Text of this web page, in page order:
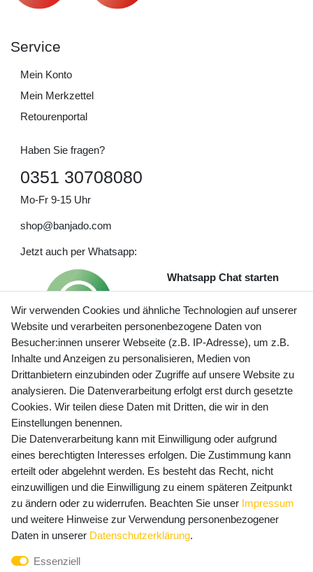
Service
Mein Konto
Mein Merkzettel
Retourenportal
Haben Sie fragen?
0351 30708080
Mo-Fr 9-15 Uhr
shop@banjado.com
Jetzt auch per Whatsapp:
Whatsapp Chat starten
Preisangaben inkl. gesetzl. MwSt. und zzgl. Service- und
Versandkosten
Newsletter Anmeldung - Keine Angebote
mehr verpassen!
E-MAIL **
Newsletter
Honig
Hiermit bestätige ich, dass ich dieDaten­schutz­erklärung
widerrufen.**
Wir verwenden Cookies und ähnliche Technologien auf unserer
Website und verarbeiten personenbezogene Daten von
Besucher:innen unserer Webseite (z.B. IP-Adresse), um z.B.
Inhalte und Anzeigen zu personalisieren, Medien von
Drittanbietern einzubinden oder Zugriffe auf unsere Website zu
analysieren. Die Datenverarbeitung erfolgt erst durch gesetzte
Cookies. Wir teilen diese Daten mit Dritten, die wir in den
Einstellungen benennen.
Die Datenverarbeitung kann mit Einwilligung oder aufgrund
eines berechtigten Interesses erfolgen. Die Zustimmung kann
erteilt oder abgelehnt werden. Es besteht das Recht, nicht
einzuwilligen und die Einwilligung zu einem späteren Zeitpunkt
zu ändern oder zu widerrufen. Beachten Sie unser Impressum
und weitere Hinweise zur Verwendung personenbezogener
Daten in unserer Daten­schutz­erklärung.
Essenziell